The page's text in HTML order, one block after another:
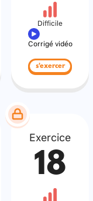
Difficile
Corrigé vidéo
s'exercer
Exercice
18